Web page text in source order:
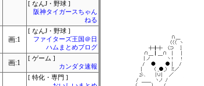
[ なんJ・野球 ]
阪神タイガースちゃん
ねる
画:1
[ なんJ・野球 ]
ファイターズ王国＠日
ハムまとめブログ
画:1
[ ゲーム ]
カンダタ速報
[ 特化・専門 ]